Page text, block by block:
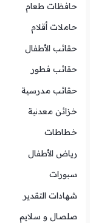
حافظات طعام
حاملات أقلام
حقائب الأطفال
حقائب فطور
حقائب مدرسية
خزائن معدنية
خطاطات
رياض الأطفال
سبورات
شهادات التقدير
صلصال و سلايم